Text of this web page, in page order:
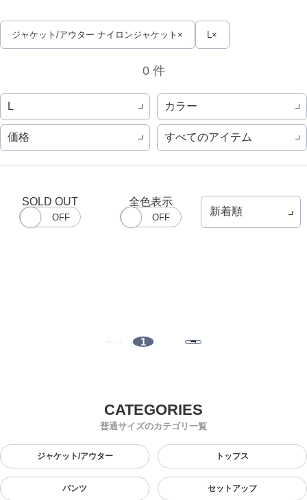
ジャケット/アウター ナイロンジャケット
0 件
L カラー
価格 すべてのアイテム
SOLD OUT 全色表示
1
普通サイズのカテゴリ一覧
ジャケット/アウター トップス
パンツ セットアップ